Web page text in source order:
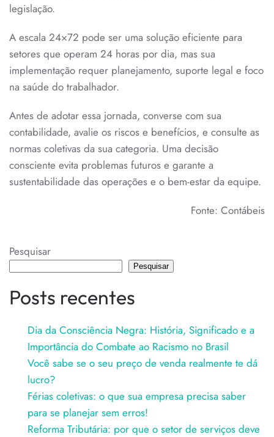
legislação.
A escala 24×72 pode ser uma solução eficiente para
setores que operam 24 horas por dia, mas sua
implementação requer planejamento, suporte legal e foco
na saúde do trabalhador.
Antes de adotar essa jornada, converse com sua
contabilidade, avalie os riscos e benefícios, e consulte as
normas coletivas da sua categoria. Uma decisão
consciente evita problemas futuros e garante a
sustentabilidade das operações e o bem-estar da equipe.
Fonte: Contábeis
Pesquisar
Pesquisar
Posts recentes
Dia da Consciência Negra: História, Significado e a
Importância do Combate ao Racismo no Brasil
Você sabe se o seu preço de venda realmente te dá
lucro?
Férias coletivas: o que sua empresa precisa saber
para se planejar sem erros!
Reforma Tributária: por que o setor de serviços deve